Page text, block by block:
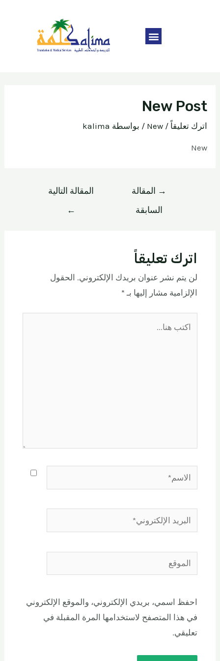
New Post
اترك تعليقاً /
New / بواسطة kalima
New
→ المقالة
السابقة
المقالة التالية
←
اترك تعليقاً
لن يتم نشر عنوان بريدك الإلكتروني. الحقول
الإلزامية مشار إليها بـ *
احفظ اسمي، بريدي الإلكتروني، والموقع الإلكتروني
في هذا المتصفح لاستخدامها المرة المقبلة في
تعليقي.